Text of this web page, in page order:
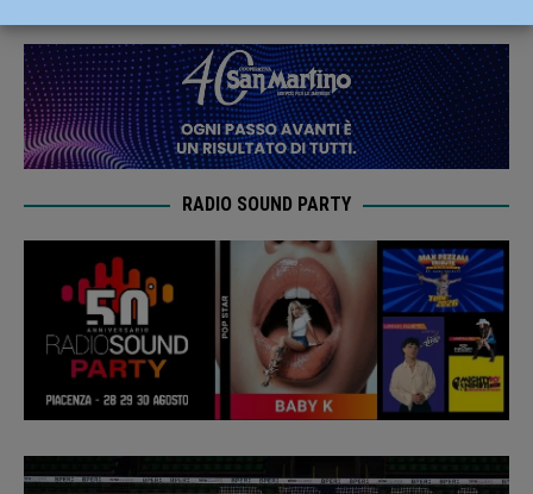
RADIO SOUND PARTY